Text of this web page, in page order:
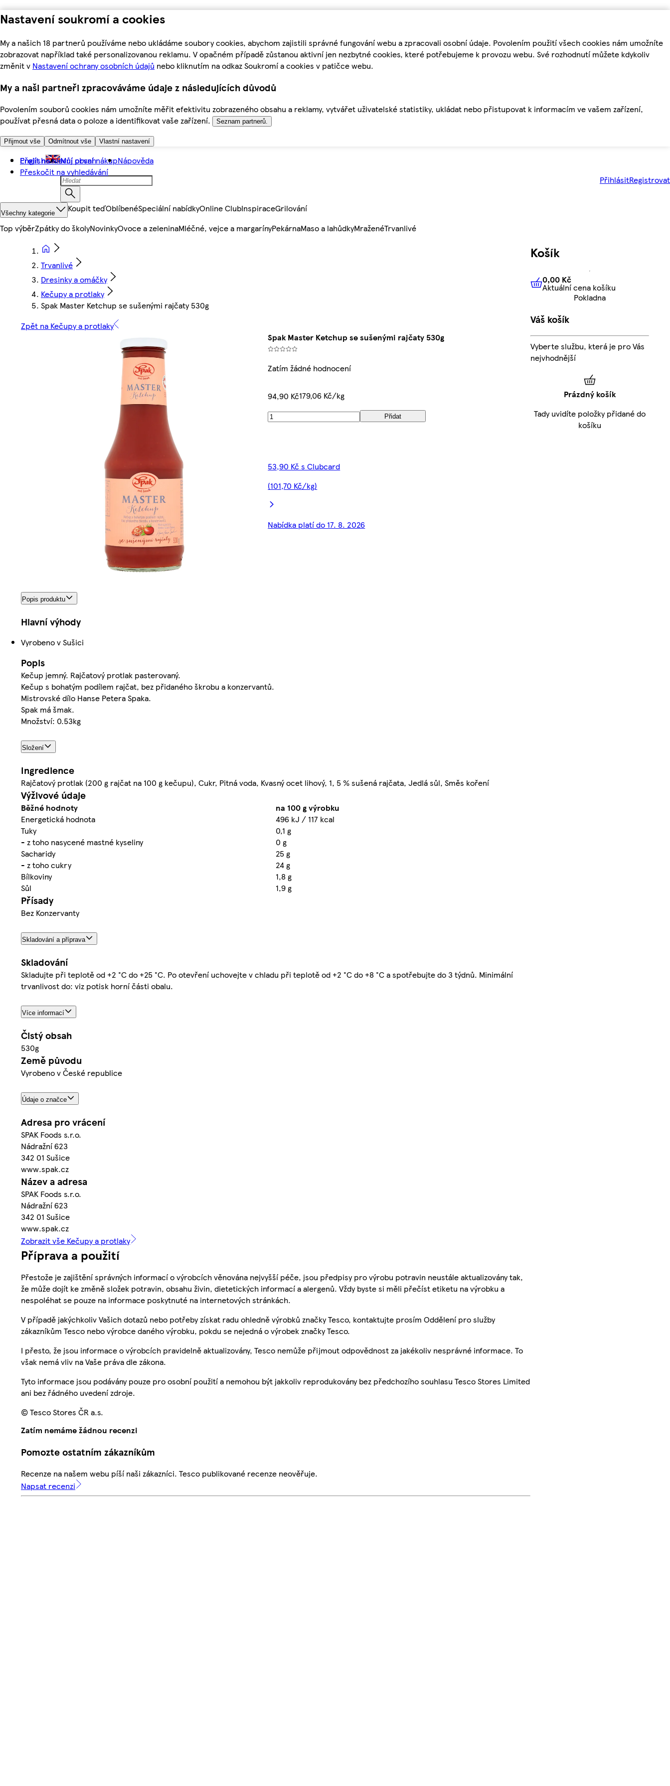
Nastavení soukromí a cookies
My a našich 18 partnerů používáme nebo ukládáme soubory cookies, abychom zajistili správné fungování webu a zpracovali osobní údaje. Povolením použití všech cookies nám umožníte
zobrazovat například také personalizovanou reklamu. V opačném případě zůstanou aktivní jen nezbytné cookies, které potřebujeme k provozu webu. Své rozhodnutí můžete kdykoliv
změnit v Nastavení ochrany osobních údajů nebo kliknutím na odkaz Soukromí a cookies v patičce webu.
My a naši partneři zpracováváme údaje z následujících důvodů
Povolením souborů cookies nám umožníte měřit efektivitu zobrazeného obsahu a reklamy, vytvářet uživatelské statistiky, ukládat nebo přistupovat k informacím ve vašem zařízení,
používat přesná data o poloze a identifikovat vaše zařízení.
Seznam partnerů.
Přijmout vše Odmítnout vše Vlastní nastavení
Přejít na hlavní obsah
Přeskočit na vyhledávání
English Můj první nákupNápověda
PřihlásitRegistrovat
Všechny kategorie Koupit teďOblíbenéSpeciální nabídkyOnline ClubInspiraceGrilování
Top výběrZpátky do školyNovinkyOvoce a zeleninaMléčné, vejce a margarínyPekárnaMaso a lahůdkyMraženéTrvanlivé
Trvanlivé
Dresinky a omáčky
Kečupy a protlaky
Spak Master Ketchup se sušenými rajčaty 530g
Zpět na Kečupy a protlaky
Spak Master Ketchup se sušenými rajčaty 530g
Zatím žádné hodnocení
94,90 Kč179,06 Kč/kg
Přidat
53,90 Kč s Clubcard
(101,70 Kč/kg)
Nabídka platí do 17. 8. 2026
Popis produktu
Hlavní výhody
Vyrobeno v Sušici
Popis
Kečup jemný. Rajčatový protlak pasterovaný.
Kečup s bohatým podílem rajčat, bez přidaného škrobu a konzervantů.
Mistrovské dílo Hanse Petera Spaka.
Spak má šmak.
Množství: 0.53kg
Složení
Ingredience
Rajčatový protlak (200 g rajčat na 100 g kečupu), Cukr, Pitná voda, Kvasný ocet lihový, 1, 5 % sušená rajčata, Jedlá sůl, Směs koření
Výživové údaje
Běžné hodnoty
na 100 g výrobku
Energetická hodnota
496 kJ / 117 kcal
Tuky
0,1 g
- z toho nasycené mastné kyseliny
0 g
Sacharidy
25 g
- z toho cukry
24 g
Bílkoviny
1,8 g
Sůl
1,9 g
Přísady
Bez Konzervanty
Skladování a příprava
Skladování
Skladujte při teplotě od +2 °C do +25 °C. Po otevření uchovejte v chladu při teplotě od +2 °C do +8 °C a spotřebujte do 3 týdnů. Minimální
trvanlivost do: viz potisk horní části obalu.
Více informací
Čistý obsah
530g
Země původu
Vyrobeno v České republice
Údaje o značce
Adresa pro vrácení
SPAK Foods s.r.o.
Nádražní 623
342 01 Sušice
www.spak.cz
Název a adresa
SPAK Foods s.r.o.
Nádražní 623
342 01 Sušice
www.spak.cz
Zobrazit vše Kečupy a protlaky
Příprava a použití
Přestože je zajištění správných informací o výrobcích věnována nejvyšší péče, jsou předpisy pro výrobu potravin neustále aktualizovány tak,
že může dojít ke změně složek potravin, obsahu živin, dietetických informací a alergenů. Vždy byste si měli přečíst etiketu na výrobku a
nespoléhat se pouze na informace poskytnuté na internetových stránkách.
V případě jakýchkoliv Vašich dotazů nebo potřeby získat radu ohledně výrobků značky Tesco, kontaktujte prosím Oddělení pro služby
zákazníkům Tesco nebo výrobce daného výrobku, pokdu se nejedná o výrobek značky Tesco.
I přesto, že jsou informace o výrobcích pravidelně aktualizovány, Tesco nemůže přijmout odpovědnost za jakékoliv nesprávné informace. To
však nemá vliv na Vaše práva dle zákona.
Tyto informace jsou podávány pouze pro osobní použití a nemohou být jakkoliv reprodukovány bez předchozího souhlasu Tesco Stores Limited
ani bez řádného uvedení zdroje.
© Tesco Stores ČR a.s.
Zatím nemáme žádnou recenzi
Pomozte ostatním zákazníkům
Recenze na našem webu píší naši zákazníci. Tesco publikované recenze neověřuje.
Napsat recenzi
Košík
0,00 KčAktuální cena košíku
0,00 Kč
Aktuální cena košíku
Pokladna
Váš košík
Vyberte službu, která je pro Vás
nejvhodnější
Prázdný košík
Tady uvidíte položky přidané do
košíku